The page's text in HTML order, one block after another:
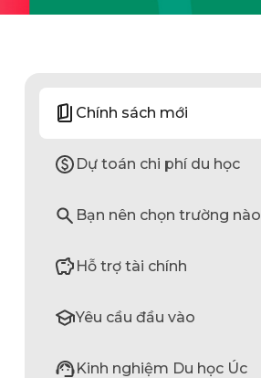
Chính sách mới
Dự toán chi phí du học
Bạn nên chọn trường nào
Hỗ trợ tài chính
Yêu cầu đầu vào
Kinh nghiệm Du học Úc